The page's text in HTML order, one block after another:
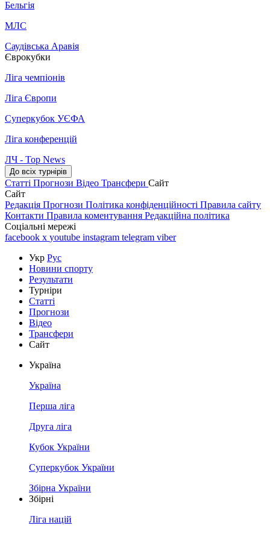
Бельгія
МЛС
Саудівська Аравія
Єврокубки
Ліга чемпіонів
Ліга Європи
Суперкубок УЄФА
Ліга конференцій
ЛЧ - Top News
До всіх турнірів
Статті Прогнози Відео Трансфери Сайт
Сайт
Редакція Прогнози Політика конфіденційності Правила сайту
Контакти Правила коментування Редакційна політика
Соціальні мережі
facebook x youtube instagram telegram viber
Укр Рус
Новини спорту
Результати
Турніри
Статті
Прогнози
Відео
Трансфери
Сайт
Україна
Україна
Перша ліга
Друга ліга
Кубок України
Суперкубок України
Збірна України
Збірні
Ліга націй